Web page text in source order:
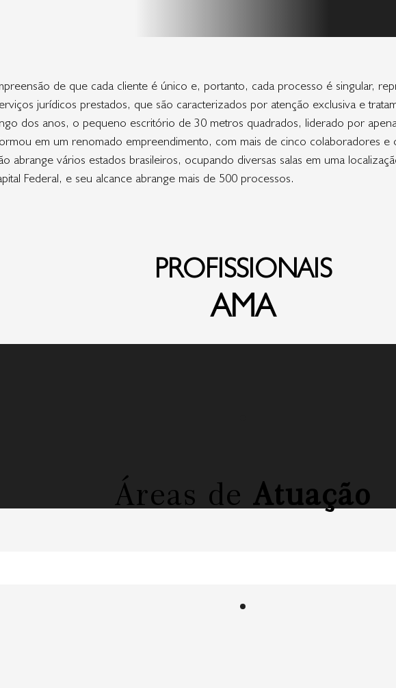
de que cada cliente é único e, portanto, cada processo é singular,
jurídicos prestados, que são caracterizados por atenção exclusiva e
dos anos, o pequeno escritório de 30 metros quadrados, liderado por
em um renomado empreendimento, com mais de cinco colaboradores e
abrange vários estados brasileiros, ocupando diversas salas em uma
Federal, e seu alcance abrange mais de 500 processos.
PROFISSIONAIS
AMA
Áreas de Atuação